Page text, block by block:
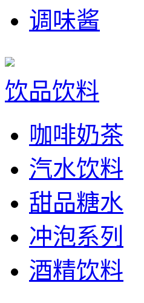
调味酱
饮品饮料
咖啡奶茶
汽水饮料
甜品糖水
冲泡系列
酒精饮料